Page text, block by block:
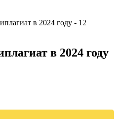
в 2024 году - 12
в 2024 году